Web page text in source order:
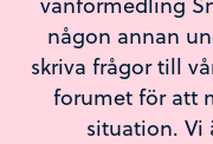
någon annan
skriva frågor till
forumet för att
situation. Vi